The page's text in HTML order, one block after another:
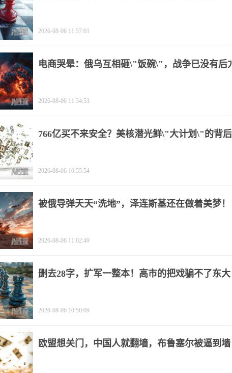
2026-08-06 11:57:01
电商哭晕：俄乌互相砸\"饭碗\"，战争已没有后方
2026-08-06 11:34:53
766亿买不来安全？美核潜光鲜\"大计划\"的背后
2026-08-06 10:55:54
被俄导弹天天“洗地”，泽连斯基还在做着美梦！
2026-08-06 11:02:49
删去28字，扩军一整本！高市的把戏骗不了东大
2026-08-06 10:50:09
欧盟想关门，中国人就翻墙，布鲁塞尔被逼到墙